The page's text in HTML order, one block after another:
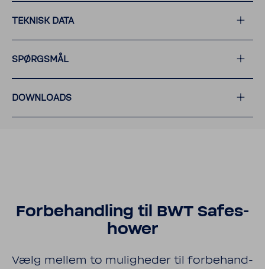
TEKNISK DATA
SPØRGSMÅL
DOWN­LOADS
Forbe­hand­ling til BWT Safes­
hower
Vælg mellem to mulig­heder til forbe­hand­